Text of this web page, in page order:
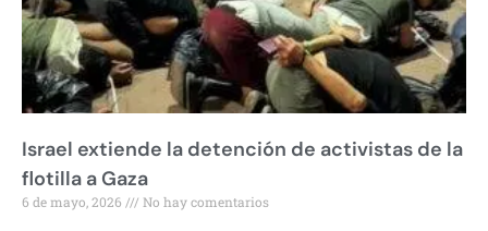
Israel extiende la detención de activistas de la
flotilla a Gaza
6 de mayo, 2026 No hay comentarios